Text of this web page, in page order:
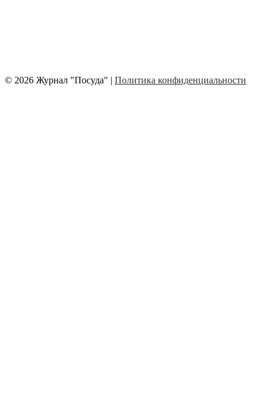
© 2026 Журнал "Посуда" | Политика конфиденциальности